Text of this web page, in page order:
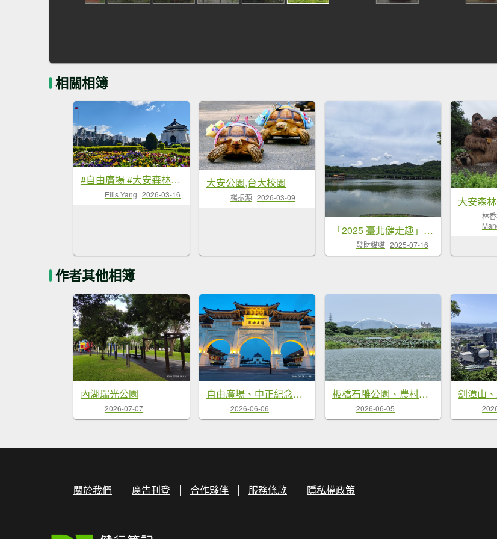
相關相簿
#自由廣場 #大安森林公園 #繡球花 #杜鵑 3/16
Ellis Yang 2026-03-16
大安公園,台大校園
楊振源 2026-03-09
「2025 臺北健走趣」12行政區完成!
發財貓貓 2025-07-16
林
作者其他相簿
內湖瑞光公園
2026-07-07
自由廣場、中正紀念堂、國家戲劇院、國家音樂廳
2026-06-06
板橋石雕公園、農村公園、華江人工濕地、新海一期人工濕地、新月橋
2026-06-05
關於我們 廣告刊登 合作夥伴 服務條款 隱私權政策